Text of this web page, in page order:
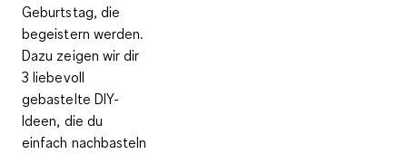
Geburtstag, die
begeistern werden.
Dazu zeigen wir dir
3 liebevoll
gebastelte DIY-
Ideen, die du
einfach nachbasteln